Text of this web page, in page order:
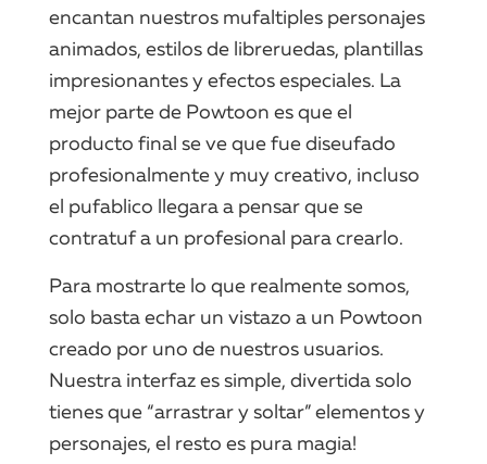
encantan nuestros mufaltiples personajes
animados, estilos de libreruedas, plantillas
impresionantes y efectos especiales. La
mejor parte de Powtoon es que el
producto final se ve que fue diseufado
profesionalmente y muy creativo, incluso
el pufablico llegara a pensar que se
contratuf a un profesional para crearlo.
Para mostrarte lo que realmente somos,
solo basta echar un vistazo a un Powtoon
creado por uno de nuestros usuarios.
Nuestra interfaz es simple, divertida solo
tienes que “arrastrar y soltar” elementos y
personajes, el resto es pura magia!